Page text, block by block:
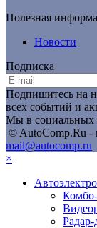
Полезная
Новости
Подписка
Подпишитесь на
всех событий и
Мы в социальных
© AutoComp.Ru -
mail@autocomp.ru
×
Радар-